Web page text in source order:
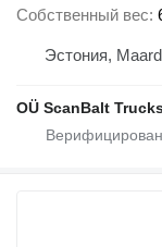
Собственный вес
Эстония,
OÜ ScanBalt